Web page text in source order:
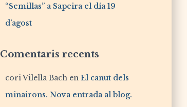
“Semillas” a Sapeira el día 19
d’agost
Comentaris recents
cori Vilella Bachen El canut dels
minairons. Nova entrada al blog.